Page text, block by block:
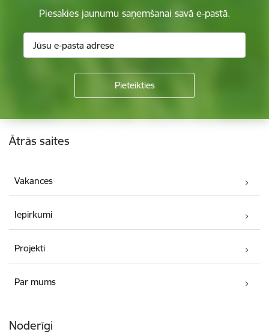
Piesakies jaunumu saņemšanai savā e-pastā.
Kājene
Ātrās saites
Vakances
Iepirkumi
Projekti
Par mums
Noderīgi